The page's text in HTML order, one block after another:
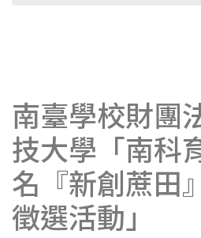
南臺學校財團
技大學「南科
名『新創蔗田
徵選活動」